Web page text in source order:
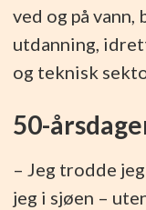
ved og på
utdanning,
og teknisk
50-
– Jeg trodde
jeg i sjøen –